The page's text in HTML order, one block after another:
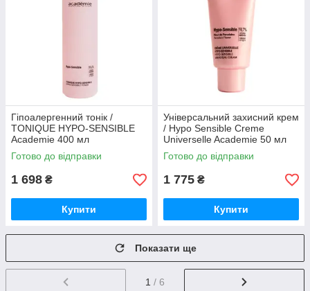
Гіпоалергенний тонік /
TONIQUE HYPO-SENSIBLE
Academie 400 мл
Готово до відправки
1 698 ₴
Купити
Універсальний захисний крем
/ Hypo Sensible Creme
Universelle Academie 50 мл
Готово до відправки
1 775 ₴
Купити
Показати ще
1 / 6